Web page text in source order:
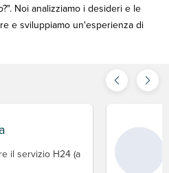
Noi analizziamo i desideri e le
e sviluppiamo un'esperienza di
il servizio H24 (a